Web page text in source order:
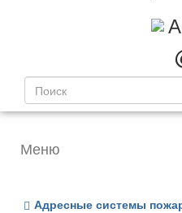
Меню
Адресные системы